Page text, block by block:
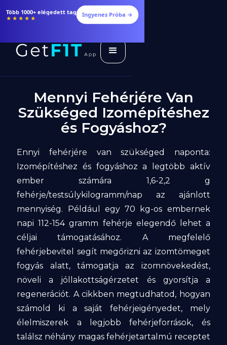
Több 1000+ elégedett tag
★★★★★ Ingyenes Próba →
Mennyi Fehérjére Van
Szükséged Izomépítéshez
és Fogyáshoz?
Ennyi fehérjére van szükséged naponta:
Izomépítéshez és fogyáshoz a legtöbb aktív
ember számára 1,6-2,2 g
fehérje/testsúlykilogramm/nap az ajánlott
mennyiség. Például egy 70 kg-os embernek
napi 112-154 gramm fehérje elegendő lehet a
céljai támogatásához. A megfelelő
fehérjebevitel segít megőrizni az izomtömeget
fogyás alatt, támogatja az izomnövekedést,
növeli a jóllakottságérzetet és gyorsítja a
regenerációt. A cikkben megtudhatod, hogyan
számold ki a saját fehérjeigényedet, mely
élelmiszerek a legjobb fehérjeforrások, és
találsz néhány magas fehérjetartalmú receptet